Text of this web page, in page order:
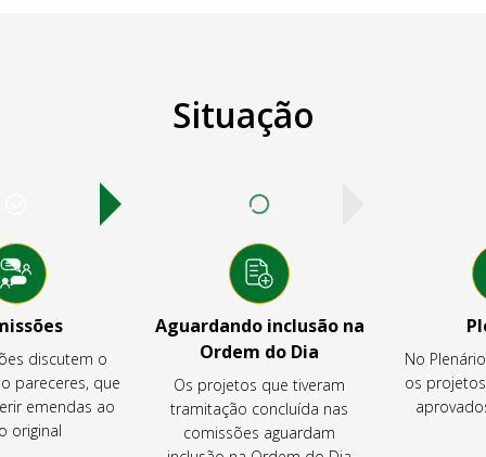
Situação
discutem o
pareceres, que
emendas ao
original
Aguardando inclusão na
Ordem do Dia
Os projetos que tiveram
tramitação concluída nas
comissões aguardam
No
os